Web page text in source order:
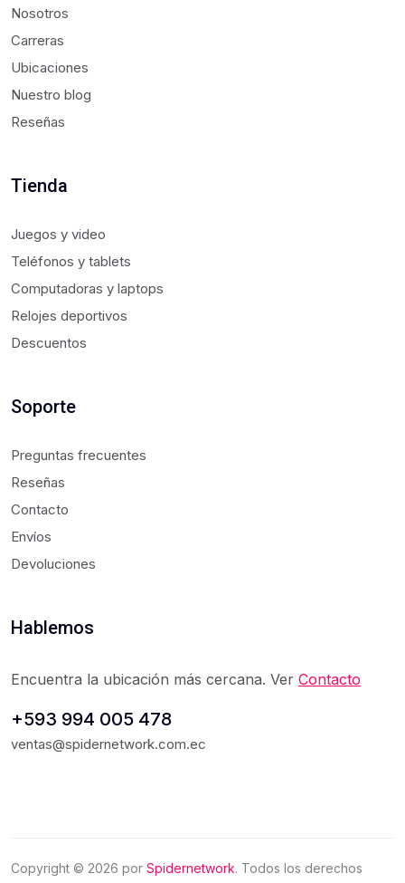
Nosotros
Carreras
Ubicaciones
Nuestro blog
Reseñas
Tienda
Juegos y video
Teléfonos y tablets
Computadoras y laptops
Relojes deportivos
Descuentos
Soporte
Preguntas frecuentes
Reseñas
Contacto
Envíos
Devoluciones
Hablemos
Encuentra la ubicación más cercana. Ver Contacto
+593 994 005 478
ventas@spidernetwork.com.ec
Copyright © 2026 por Spidernetwork. Todos los derechos